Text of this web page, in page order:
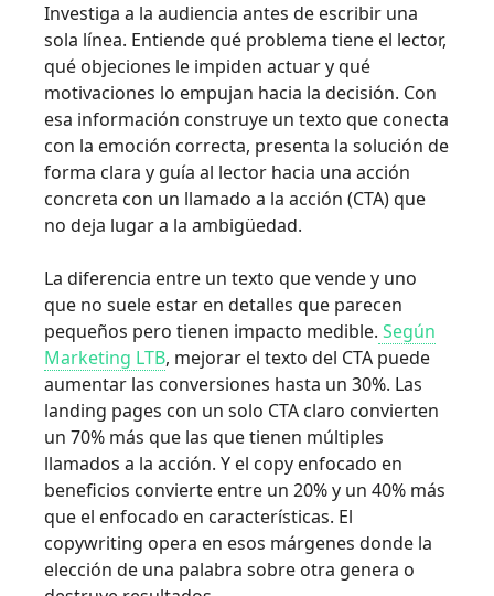
Investiga a la audiencia antes de escribir una
sola línea. Entiende qué problema tiene el lector,
qué objeciones le impiden actuar y qué
motivaciones lo empujan hacia la decisión. Con
esa información construye un texto que conecta
con la emoción correcta, presenta la solución de
forma clara y guía al lector hacia una acción
concreta con un llamado a la acción (CTA) que
no deja lugar a la ambigüedad.
La diferencia entre un texto que vende y uno
que no suele estar en detalles que parecen
pequeños pero tienen impacto medible. Según
Marketing LTB, mejorar el texto del CTA puede
aumentar las conversiones hasta un 30%. Las
landing pages con un solo CTA claro convierten
un 70% más que las que tienen múltiples
llamados a la acción. Y el copy enfocado en
beneficios convierte entre un 20% y un 40% más
que el enfocado en características. El
copywriting opera en esos márgenes donde la
elección de una palabra sobre otra genera o